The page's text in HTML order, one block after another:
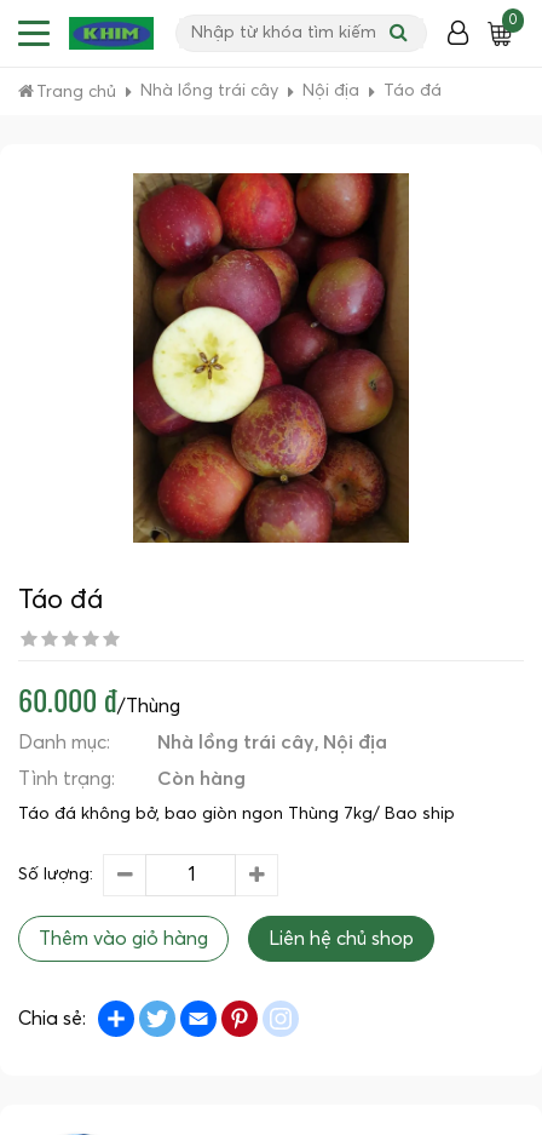
0
Trang chủ Nhà lồng trái cây Nội địa Táo đá
Táo đá
60.000 đ/Thùng
Danh mục:
Nhà lồng trái cây
Nội địa
Tình trạng:
Còn hàng
Táo đá không bở, bao giòn ngon Thùng 7kg/ Bao ship
Số lượng:
Thêm vào giỏ hàng Liên hệ chủ shop
Chia sẻ: Share TwitterEmail Pinterest